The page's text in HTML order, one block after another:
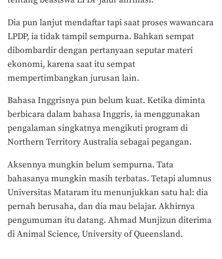
Dia pun lanjut mendaftar tapi saat proses wawancara
LPDP, ia tidak tampil sempurna. Bahkan sempat
dibombardir dengan pertanyaan seputar materi
ekonomi, karena saat itu sempat
mempertimbangkan jurusan lain.
Bahasa Inggrisnya pun belum kuat. Ketika diminta
berbicara dalam bahasa Inggris, ia menggunakan
pengalaman singkatnya mengikuti program di
Northern Territory Australia sebagai pegangan.
Aksennya mungkin belum sempurna. Tata
bahasanya mungkin masih terbatas. Tetapi alumnus
Universitas Mataram itu menunjukkan satu hal: dia
pernah berusaha, dan dia mau belajar. Akhirnya
pengumuman itu datang. Ahmad Munjizun diterima
di Animal Science, University of Queensland.